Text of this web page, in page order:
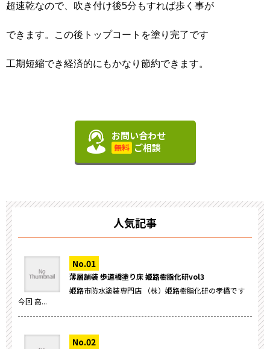
超速乾なので、吹き付け後5分もすれば歩く事が
できます。この後トップコートを塗り完了です
工期短縮でき経済的にもかなり節約できます。
お問い合わせ
無料 ご相談
人気記事
薄層舗装 歩道橋塗り床 姫路樹脂化研vol3
姫路市防水塗装専門店 （株）姫路樹脂化研の孝橋です
今回 高...